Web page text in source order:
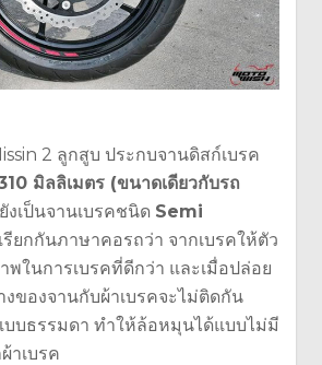
2 ลูกสูบ ประกบจานดิสก์เบรค
มิลลิเมตร (ขนาดเดียวกับรถ
งเป็นจานเบรคชนิด Semi
รียกกันภาษาคอรถว่า จากเบรคให้ตัว
พในการเบรคที่ดีกว่า และเมื่อปล่อย
งของจานกับผ้าเบรคจะไม่ติดกัน
บบธรรมดา ทำให้ล้อหมุนได้แบบไม่มี
าเบรค